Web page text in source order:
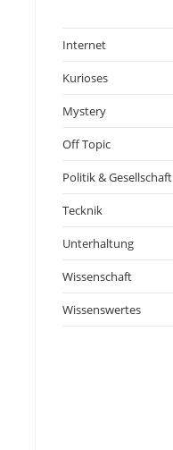
Internet
Kurioses
Mystery
Off Topic
Politik & Gesellschaft
Tecknik
Unterhaltung
Wissenschaft
Wissenswertes